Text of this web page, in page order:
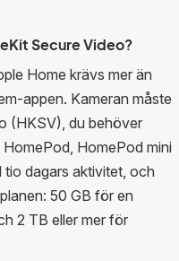
Secure Video?
Home krävs mer än
appen. Kameran måste
(HKSV), du behöver
HomePod mini
tio dagars aktivitet, och
50 GB för en
2 TB eller mer för